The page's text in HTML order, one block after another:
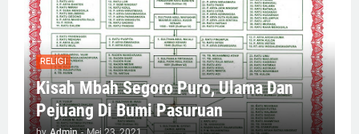
RELIGI
Kisah Mbah Segoro Puro, Ulama Dan
Pejuang Di Bumi Pasuruan